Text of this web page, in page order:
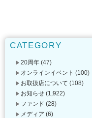
CATEGORY
20周年 (47)
オンラインイベント (100)
お取扱店について (108)
お知らせ (1,922)
ファンド (28)
メディア (6)